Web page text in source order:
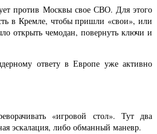
против Москвы свое СВО. Для этого
в Кремле, чтобы пришли «свои», или
открыть чемодан, повернуть ключи и
ответу в Европе уже активно
«игровой стол». Тут два
эскалация, либо обманный маневр.